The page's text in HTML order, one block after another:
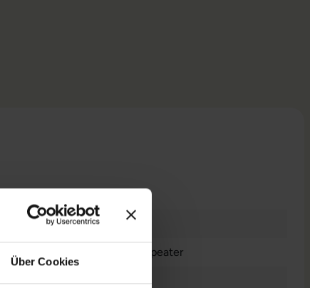
Über Cookies
Neuware
WLAN Repeater
2 Watt